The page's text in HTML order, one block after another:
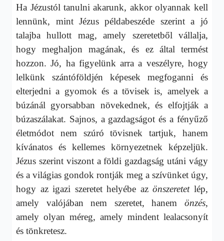
Ha Jézustól tanulni akarunk, akkor olyannak kell
lennünk, mint Jézus példabeszéde szerint a jó
talajba hullott mag, amely szeretetből vállalja,
hogy meghaljon magának, és ez által termést
hozzon. Jó, ha figyelünk arra a veszélyre, hogy
lelkünk szántóföldjén képesek megfoganni és
elterjedni a gyomok és a tövisek is, amelyek a
búzánál gyorsabban növekednek, és elfojtják a
búzaszálakat. Sajnos, a gazdagságot és a fényűző
életmódot nem szúró tövisnek tartjuk, hanem
kívánatos és kellemes környezetnek képzeljük.
Jézus szerint viszont a földi gazdagság utáni vágy
és a világias gondok rontják meg a szívünket úgy,
hogy az igazi szeretet helyébe azönszeretetlép,
amely valójában nem szeretet, hanem önzés,
amely olyan méreg, amely mindent lealacsonyít
és tönkretesz.